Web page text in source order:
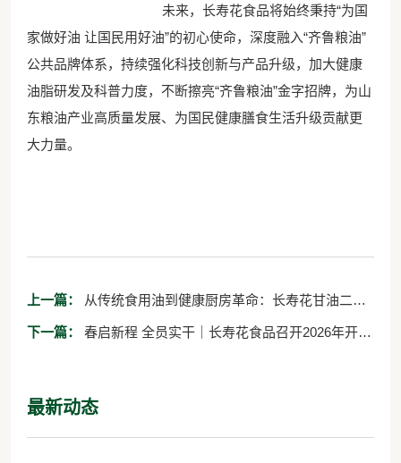
未来，长寿花食品将始终秉持“为国
家做好油 让国民用好油”的初心使命，深度融入“齐鲁粮油”
公共品牌体系，持续强化科技创新与产品升级，加大健康
油脂研发及科普力度，不断擦亮“齐鲁粮油”金字招牌，为山
东粮油产业高质量发展、为国民健康膳食生活升级贡献更
大力量。
上一篇：
油为何能够引领中国食用油升级浪潮
下一篇：
最新动态